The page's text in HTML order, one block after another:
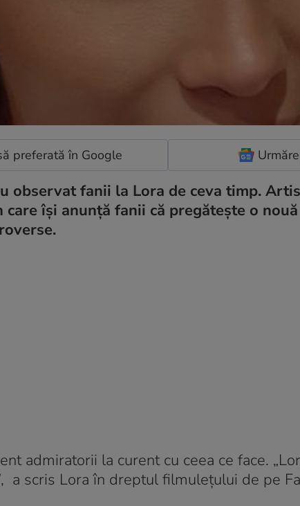
preferată în Google
observat fanii la Lora de ceva timp.
îşi anunţă fanii că pregăteşte o
admiratorii la curent cu ceea ce face.
a scris Lora în dreptul filmuleţului de pe